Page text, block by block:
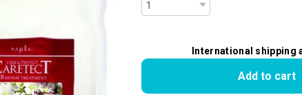
International shipping
Add to cart